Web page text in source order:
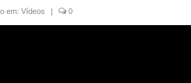
em: Vídeos | 0